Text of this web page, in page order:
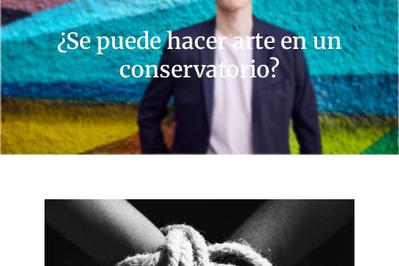
¿Se puede hacer arte en un
conservatorio?